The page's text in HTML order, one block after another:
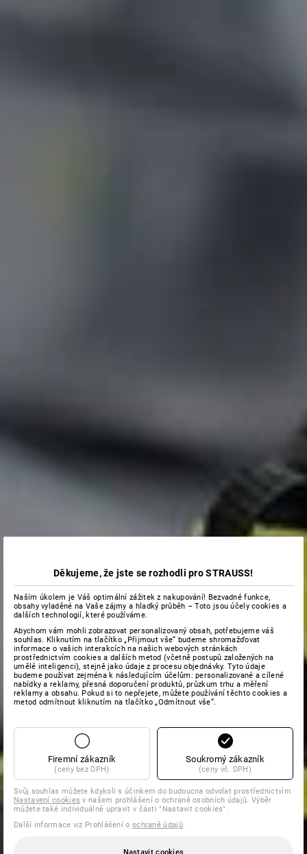
Děkujeme, že jste se rozhodli pro STRAUSS!
Naším úkolem je Váš optimální zážitek z nakupování! Bezvadné funkce,
obsahy vyladěné na Vaše zájmy a hladký průběh – Toto jsou účely cookies a
dalších technologií, které používáme.
Abychom vám mohli zobrazovat personalizovaný obsah, potřebujeme váš
souhlas. Kliknutím na tlačítko „Přijmout vše“ budeme shromažďovat
informace o vašich interakcích na našich webových stránkách
prostřednictvím cookies a dalších metod (včetně postupů založených na
umělé inteligenci), stejně jako údaje z procesu objednávky. Tyto údaje
budeme používat zejména k následujícím účelům: personalizované a cílené
nabídky a reklamy, přesná doporučení produktů, průzkum trhu a měření
reklamy a obsahu. Pokud si to nepřejete, můžete používání těchto cookies a
metod odmítnout kliknutím na tlačítko „Odmítnout vše“.
Firemní zákazník
(ceny bez DPH)
Soukromý zákazník
(ceny vč. DPH)
Svůj souhlas můžete kdykoli s účinkem do budoucna odvolat prostřednictvím
Nastavení cookies v našem prohlášení o ochraně osobních údajů. Výběr
můžete také individuálně upravit v části "Nastavit cookies".
Další informace viz Prohlášení o ochraně údajů.